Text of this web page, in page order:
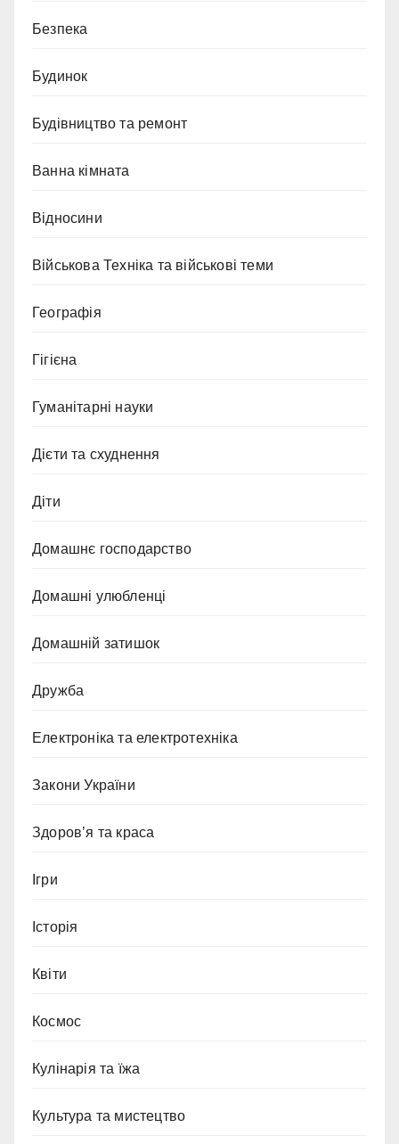
Безпека
Будинок
Будівництво та ремонт
Ванна кімната
Відносини
Військова Техніка та військові теми
Географія
Гігієна
Гуманітарні науки
Дієти та схуднення
Діти
Домашнє господарство
Домашні улюбленці
Домашній затишок
Дружба
Електроніка та електротехніка
Закони України
Здоров’я та краса
Ігри
Історія
Квіти
Космос
Кулінарія та їжа
Культура та мистецтво